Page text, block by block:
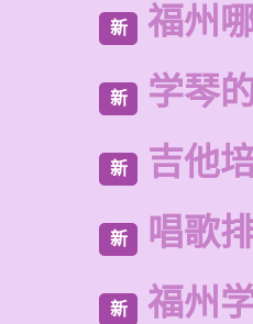
新 福州
新 学琴
新 吉他
新 唱歌
新 福州